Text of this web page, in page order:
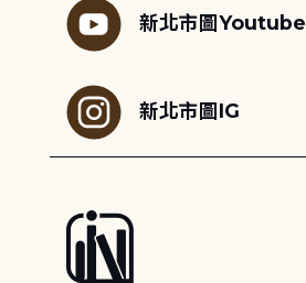
新北市圖Youtube
新北市圖IG